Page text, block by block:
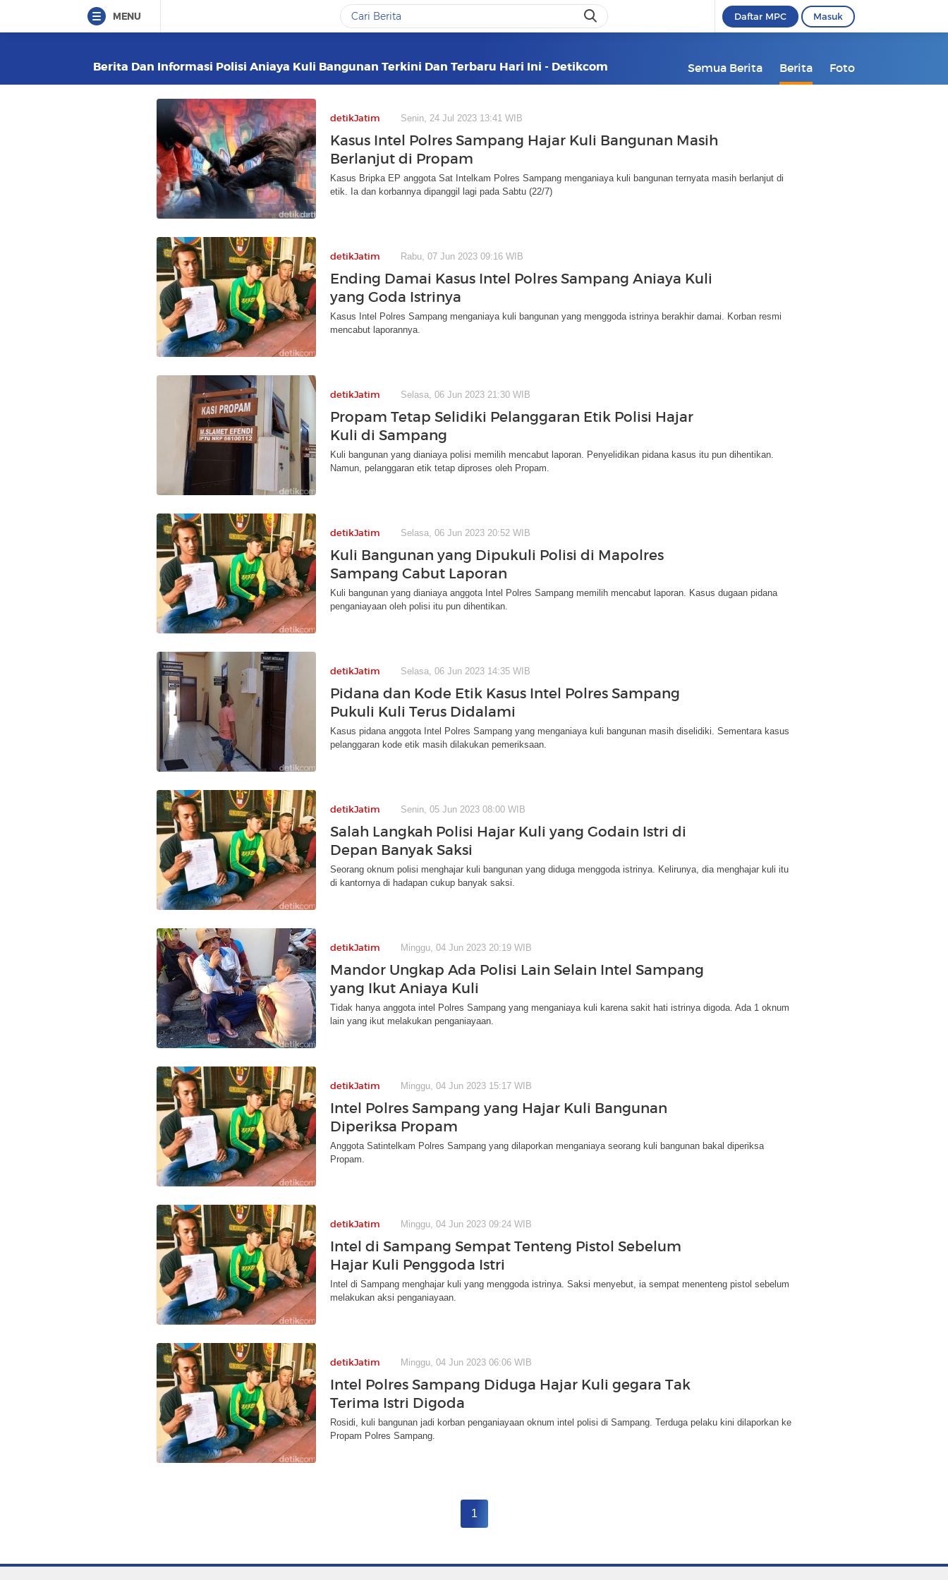
MENU Daftar MPC Masuk
Berita Dan Informasi Polisi Aniaya Kuli Bangunan Terkini Dan Terbaru Hari Ini - Detikcom Semua Berita Berita Foto
detikJatim Senin, 24 Jul 2023 13:41 WIB
Kasus Intel Polres Sampang Hajar Kuli Bangunan Masih
Berlanjut di Propam
Kasus Bripka EP anggota Sat Intelkam Polres Sampang menganiaya kuli bangunan ternyata masih berlanjut di
etik. Ia dan korbannya dipanggil lagi pada Sabtu (22/7)
detikJatim Rabu, 07 Jun 2023 09:16 WIB
Ending Damai Kasus Intel Polres Sampang Aniaya Kuli
yang Goda Istrinya
Kasus Intel Polres Sampang menganiaya kuli bangunan yang menggoda istrinya berakhir damai. Korban resmi
mencabut laporannya.
detikJatim Selasa, 06 Jun 2023 21:30 WIB
Propam Tetap Selidiki Pelanggaran Etik Polisi Hajar
Kuli di Sampang
Kuli bangunan yang dianiaya polisi memilih mencabut laporan. Penyelidikan pidana kasus itu pun dihentikan.
Namun, pelanggaran etik tetap diproses oleh Propam.
detikJatim Selasa, 06 Jun 2023 20:52 WIB
Kuli Bangunan yang Dipukuli Polisi di Mapolres
Sampang Cabut Laporan
Kuli bangunan yang dianiaya anggota Intel Polres Sampang memilih mencabut laporan. Kasus dugaan pidana
penganiayaan oleh polisi itu pun dihentikan.
detikJatim Selasa, 06 Jun 2023 14:35 WIB
Pidana dan Kode Etik Kasus Intel Polres Sampang
Pukuli Kuli Terus Didalami
Kasus pidana anggota Intel Polres Sampang yang menganiaya kuli bangunan masih diselidiki. Sementara kasus
pelanggaran kode etik masih dilakukan pemeriksaan.
detikJatim Senin, 05 Jun 2023 08:00 WIB
Salah Langkah Polisi Hajar Kuli yang Godain Istri di
Depan Banyak Saksi
Seorang oknum polisi menghajar kuli bangunan yang diduga menggoda istrinya. Kelirunya, dia menghajar kuli itu
di kantornya di hadapan cukup banyak saksi.
detikJatim Minggu, 04 Jun 2023 20:19 WIB
Mandor Ungkap Ada Polisi Lain Selain Intel Sampang
yang Ikut Aniaya Kuli
Tidak hanya anggota intel Polres Sampang yang menganiaya kuli karena sakit hati istrinya digoda. Ada 1 oknum
lain yang ikut melakukan penganiayaan.
detikJatim Minggu, 04 Jun 2023 15:17 WIB
Intel Polres Sampang yang Hajar Kuli Bangunan
Diperiksa Propam
Anggota Satintelkam Polres Sampang yang dilaporkan menganiaya seorang kuli bangunan bakal diperiksa
Propam.
detikJatim Minggu, 04 Jun 2023 09:24 WIB
Intel di Sampang Sempat Tenteng Pistol Sebelum
Hajar Kuli Penggoda Istri
Intel di Sampang menghajar kuli yang menggoda istrinya. Saksi menyebut, ia sempat menenteng pistol sebelum
melakukan aksi penganiayaan.
detikJatim Minggu, 04 Jun 2023 06:06 WIB
Intel Polres Sampang Diduga Hajar Kuli gegara Tak
Terima Istri Digoda
Rosidi, kuli bangunan jadi korban penganiayaan oknum intel polisi di Sampang. Terduga pelaku kini dilaporkan ke
Propam Polres Sampang.
1